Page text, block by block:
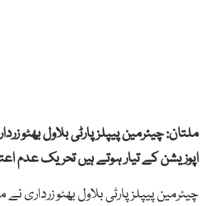
ملتان: چیئرمین پیپلز پارٹی بلاول بھٹو
اپوزیشن کے تیار ہوتے ہیں تحریک عدم
چیئرمین پیپلز پارٹی بلاول بھٹو زرداری